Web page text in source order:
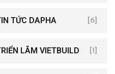
TỨC DAPHA [6]
LÃM VIETBUILD [1]